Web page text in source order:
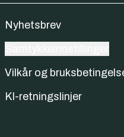
Nyhetsbrev
Vilkår og
KI-retningslinjer